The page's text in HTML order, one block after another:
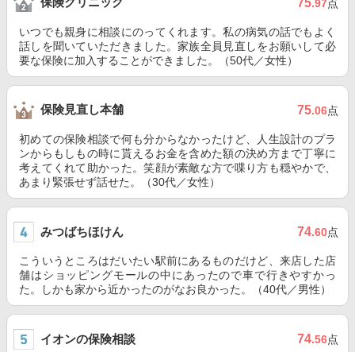
75.97点
いつでも親身に相談にのってくれます。私の病気の話でもよく
話しを聞いていただきました。家族全員見直しをお願いして必
要な保険に加入することができました。（50代／女性）
保険見直し本舗 75.06点
初めての保険相談で何も分からなかったけど、人生設計のプラ
ンからもしもの時に貰えるお金を含めた額の決め方まで丁寧に
考えてくれて助かった。笑顔が素敵な方で喋り方も穏やかで、
あまり緊張せず話せた。（30代／女性）
みつばちほけん 74.60点
こういうところはだいたい駅前にあるものだけど、来店した店
舗はショッピングモールの中にあったので車で行きやすかっ
た。しかも家から近かったのがなお良かった。（40代／男性）
イオンの保険相談 74.56点